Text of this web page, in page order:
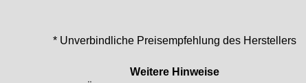
* Unverbindliche Preisempfehlung des Herstellers
Weitere Hinweise